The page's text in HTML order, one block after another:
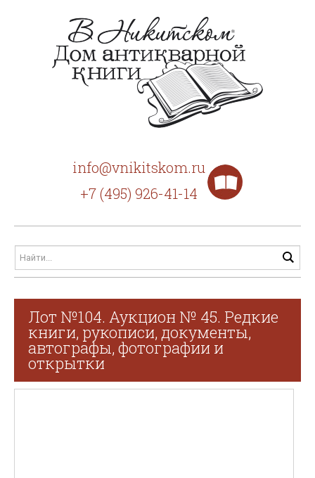
info@vnikitskom.ru
+7 (495) 926-41-14
Лот №104. Аукцион № 45. Редкие
книги, рукописи, документы,
автографы, фотографии и
открытки